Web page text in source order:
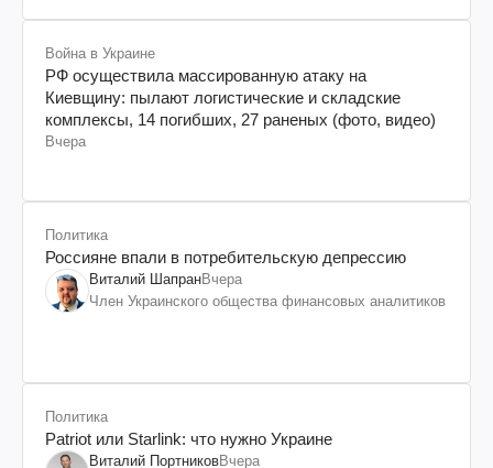
Война в Украине
РФ осуществила массированную атаку на
Киевщину: пылают логистические и складские
комплексы, 14 погибших, 27 раненых (фото, видео)
Вчера
Политика
Россияне впали в потребительскую депрессию
Виталий ШапранВчера
Член Украинского общества финансовых аналитиков
Политика
Patriot или Starlink: что нужно Украине
Виталий ПортниковВчера